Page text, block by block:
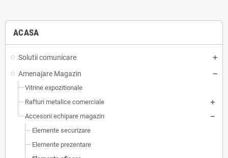
ACASA
Solutii comunicare
Amenajare Magazin
Vitrine expozitionale
Rafturi metalice comerciale
Accesorii echipare magazin
Elemente securizare
Elemente prezentare